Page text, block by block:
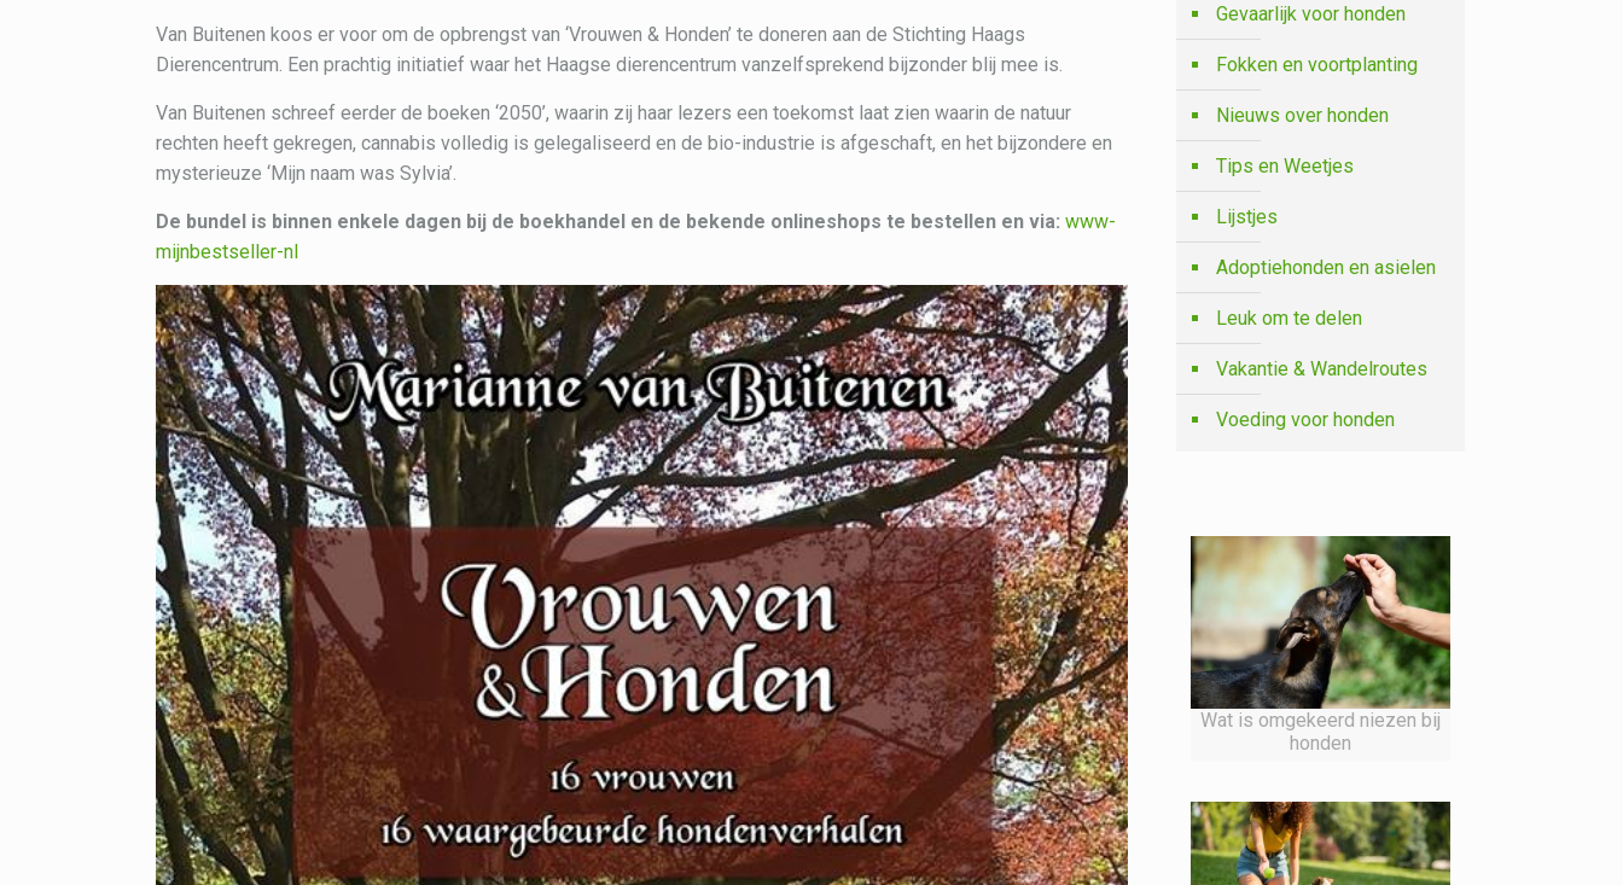
Van Buitenen koos er voor om de opbrengst van ‘Vrouwen & Honden’ te doneren aan de Stichting Haags
Dierencentrum. Een prachtig initiatief waar het Haagse dierencentrum vanzelfsprekend bijzonder blij mee is.
Van Buitenen schreef eerder de boeken ‘2050’, waarin zij haar lezers een toekomst laat zien waarin de natuur
rechten heeft gekregen, cannabis volledig is gelegaliseerd en de bio-industrie is afgeschaft, en het bijzondere en
mysterieuze ‘Mijn naam was Sylvia’.
De bundel is binnen enkele dagen bij de boekhandel en de bekende onlineshops te bestellen en via: www-
mijnbestseller-nl
Gevaarlijk voor honden
Fokken en voortplanting
Nieuws over honden
Tips en Weetjes
Lijstjes
Adoptiehonden en asielen
Leuk om te delen
Vakantie & Wandelroutes
Voeding voor honden
Wat is omgekeerd niezen bij
honden